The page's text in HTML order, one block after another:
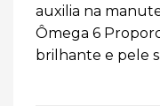
auxilia na
Ômega 6
brilhante e pele